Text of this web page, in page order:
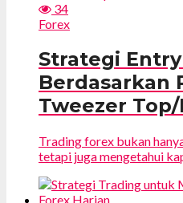
34
Forex
Strategi
Berdasarkan
Tweezer
Trading forex bukan
tetapi juga mengetahui